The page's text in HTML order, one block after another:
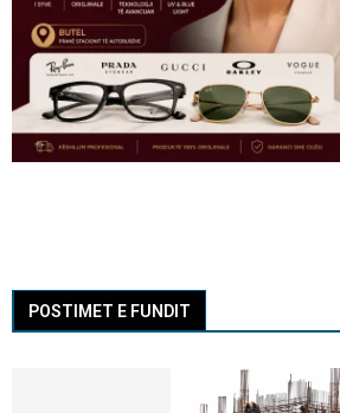
POSTIMET E FUNDIT